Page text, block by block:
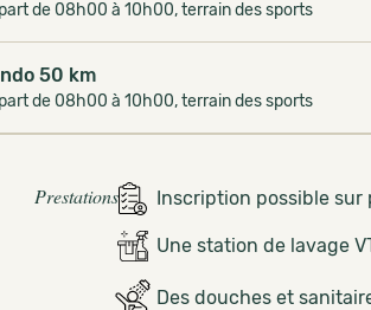
de 08h00 à 10h00, terrain des sports
50 km
de 08h00 à 10h00, terrain des sports
Prestations Inscription possible sur
Une station de lavage
Des douches et